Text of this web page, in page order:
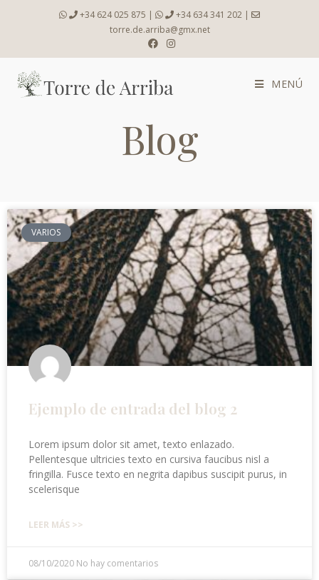
+34 624 025 875 | +34 634 341 202 |
torre.de.arriba@gmx.net
MENÚ
Blog
VARIOS
Ejemplo de entrada del blog 2
Lorem ipsum dolor sit amet, texto enlazado.
Pellentesque ultricies texto en cursiva faucibus nisl a
fringilla. Fusce texto en negrita dapibus suscipit purus, in
scelerisque
LEER MÁS >>
08/10/2020 No hay comentarios